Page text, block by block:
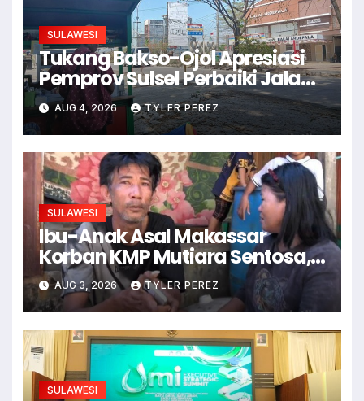
SULAWESI
Tukang Bakso-Ojol Apresiasi
Pemprov Sulsel Perbaiki Jalan
Hertasning-Aroepala
AUG 4, 2026 TYLER PEREZ
SULAWESI
Ibu-Anak Asal Makassar
Korban KMP Mutiara Sentosa,
Sempat Terekam Live Medsos
AUG 3, 2026 TYLER PEREZ
SULAWESI